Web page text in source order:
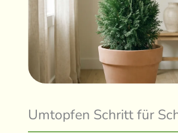
Umtopfen Schritt für